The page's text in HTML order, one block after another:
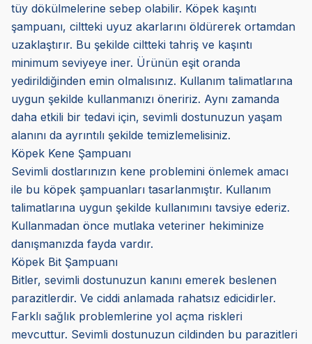
tüy dökülmelerine sebep olabilir. Köpek kaşıntı
şampuanı, ciltteki uyuz akarlarını öldürerek ortamdan
uzaklaştırır. Bu şekilde ciltteki tahriş ve kaşıntı
minimum seviyeye iner. Ürünün eşit oranda
yedirildiğinden emin olmalısınız. Kullanım talimatlarına
uygun şekilde kullanmanızı öneririz. Aynı zamanda
daha etkili bir tedavi için, sevimli dostunuzun yaşam
alanını da ayrıntılı şekilde temizlemelisiniz.
Köpek Kene Şampuanı
Sevimli dostlarınızın kene problemini önlemek amacı
ile bu köpek şampuanları tasarlanmıştır. Kullanım
talimatlarına uygun şekilde kullanımını tavsiye ederiz.
Kullanmadan önce mutlaka veteriner hekiminize
danışmanızda fayda vardır.
Köpek Bit Şampuanı
Bitler, sevimli dostunuzun kanını emerek beslenen
parazitlerdir. Ve ciddi anlamada rahatsız edicidirler.
Farklı sağlık problemlerine yol açma riskleri
mevcuttur. Sevimli dostunuzun cildinden bu parazitleri